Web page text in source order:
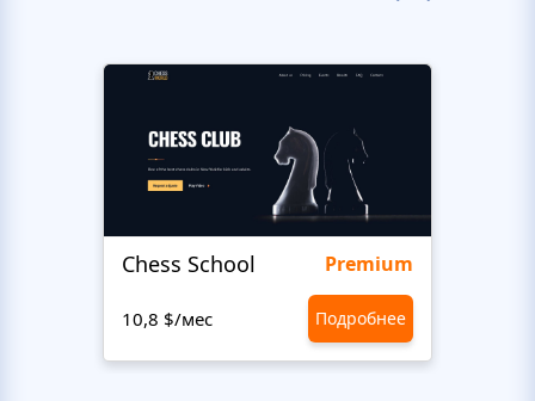
Chess School Premium
10,8 $/мес Подробнее